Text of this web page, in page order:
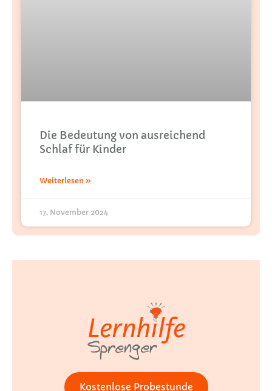
Die Bedeutung von ausreichend
Schlaf für Kinder
Weiterlesen »
17. November 2024
Kostenlose Probestunde